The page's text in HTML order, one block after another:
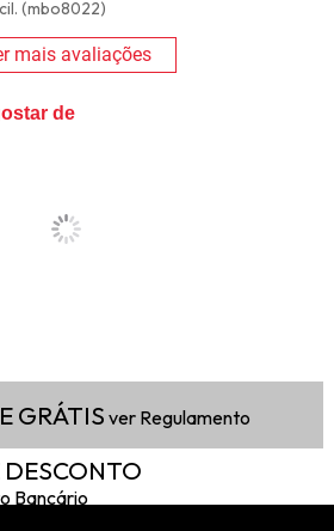
(mbo8022)
mais avaliações
de
GRÁTIS ver Regulamento
DESCONTO
Bancário